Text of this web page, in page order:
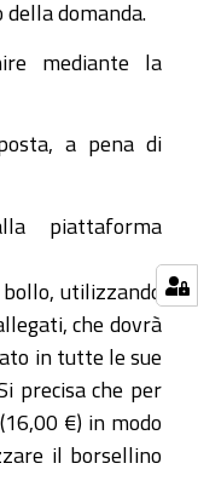
domanda.
mediante la
a pena di
piattaforma
utilizzando
che dovrà
in tutte le sue
precisa che per
€) in modo
il borsellino